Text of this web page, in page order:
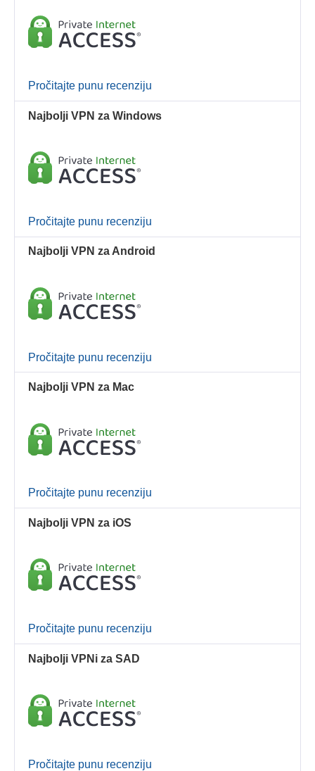
Pročitajte punu recenziju
Najbolji VPN za Windows
Pročitajte punu recenziju
Najbolji VPN za Android
Pročitajte punu recenziju
Najbolji VPN za Mac
Pročitajte punu recenziju
Najbolji VPN za iOS
Pročitajte punu recenziju
Najbolji VPNi za SAD
Pročitajte punu recenziju